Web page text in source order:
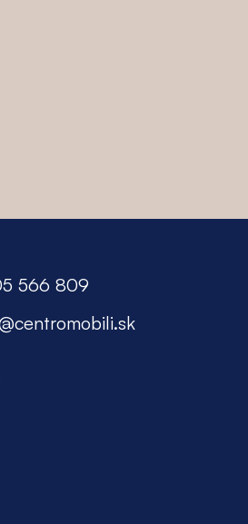
566 809
centromobili.sk